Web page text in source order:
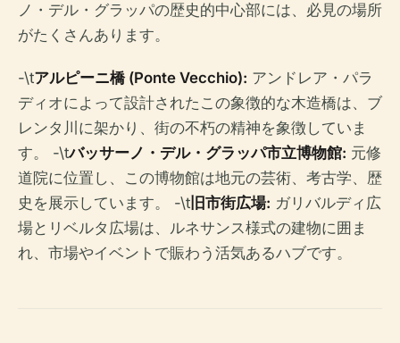
ノ・デル・グラッパの歴史的中心部には、必見の場所
がたくさんあります。
-\tアルピーニ橋 (Ponte Vecchio): アンドレア・パラ
ディオによって設計されたこの象徴的な木造橋は、ブ
レンタ川に架かり、街の不朽の精神を象徴していま
す。 -\tバッサーノ・デル・グラッパ市立博物館: 元修
道院に位置し、この博物館は地元の芸術、考古学、歴
史を展示しています。 -\t 旧市街広場: ガリバルディ広
場とリベルタ広場は、ルネサンス様式の建物に囲ま
れ、市場やイベントで賑わう活気あるハブです。